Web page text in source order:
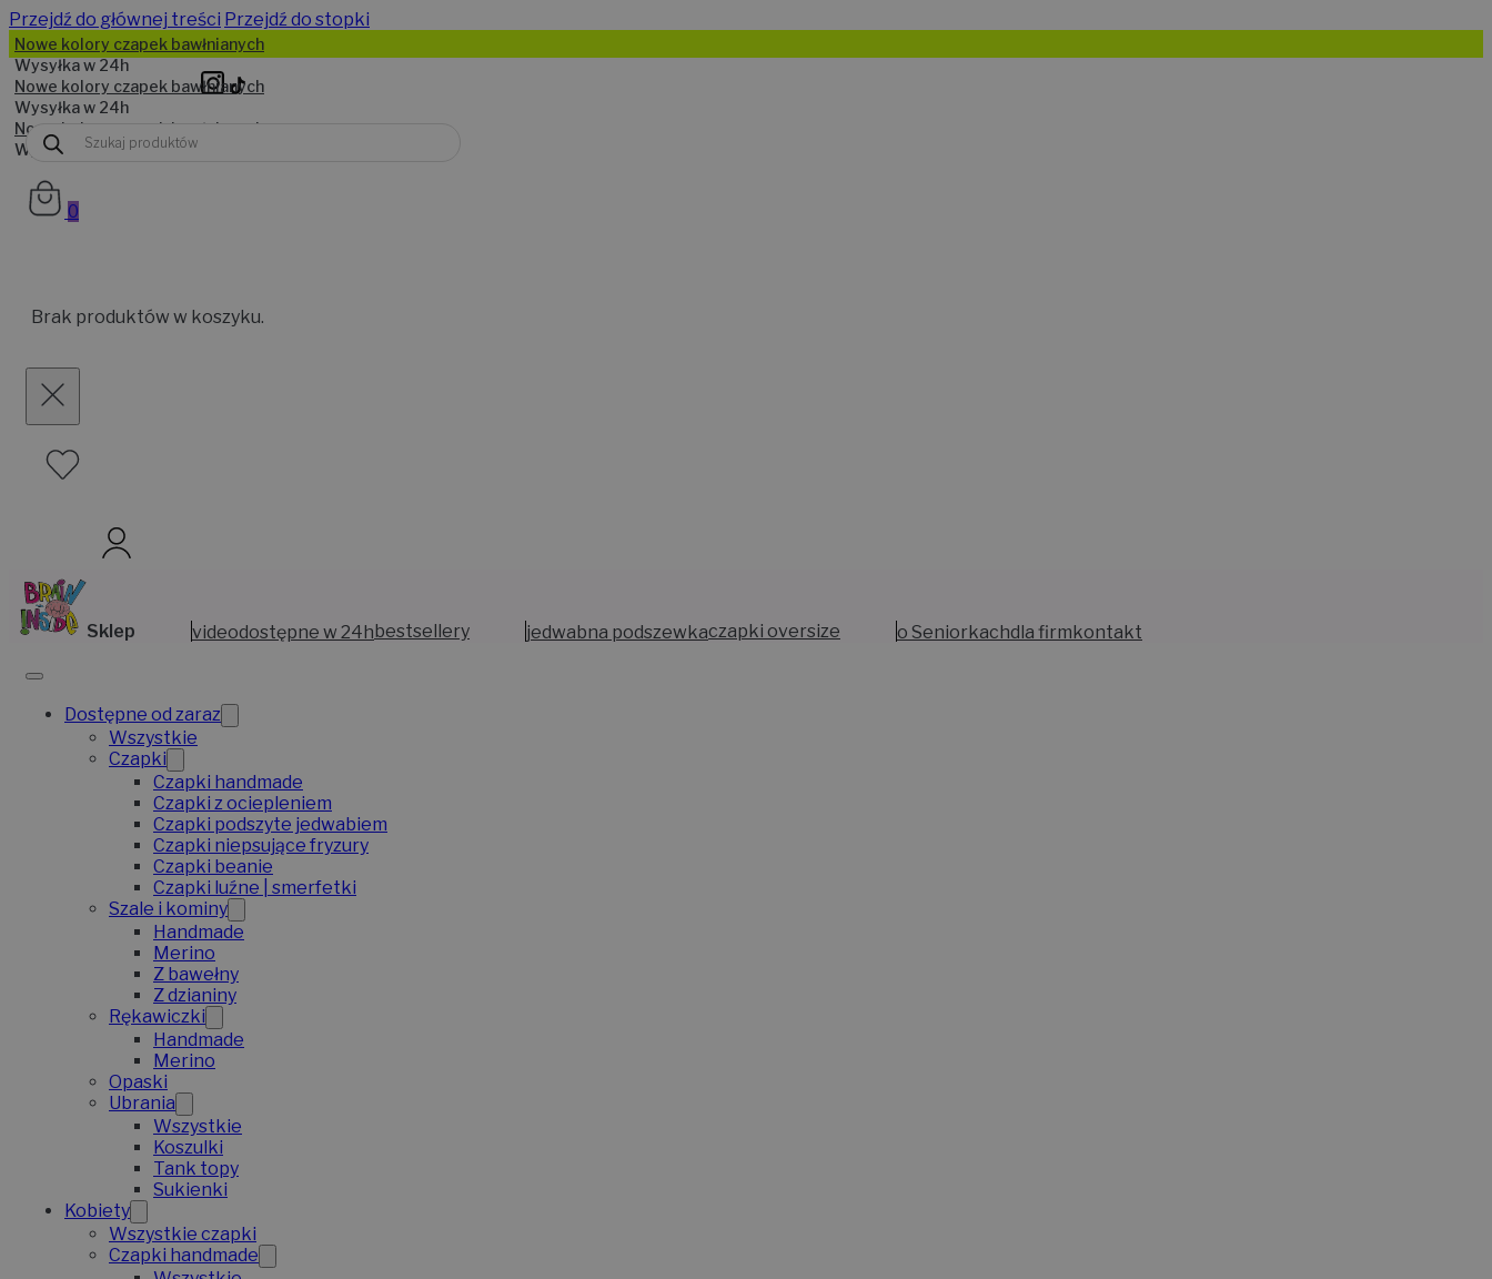
Przejdź do głównej treści Przejdź do stopki
Nowe kolory czapek bawłnianych
Wysyłka w 24h
Nowe kolory czapek bawłnianych
Wysyłka w 24h
Nowe kolory czapek bawłnianych
Wysyłka w 24h
Wyszukiwarka
produktów
0
Brak produktów w koszyku.
Sklep videodostępne w 24hbestsellery jedwabna podszewkaczapki oversize o Seniorkachdla firmkontakt
Dostępne od zaraz
Wszystkie
Czapki
Czapki handmade
Czapki z ociepleniem
Czapki podszyte jedwabiem
Czapki niepsujące fryzury
Czapki beanie
Czapki luźne | smerfetki
Szale i kominy
Handmade
Merino
Z bawełny
Z dzianiny
Rękawiczki
Handmade
Merino
Opaski
Ubrania
Wszystkie
Koszulki
Tank topy
Sukienki
Kobiety
Wszystkie czapki
Czapki handmade